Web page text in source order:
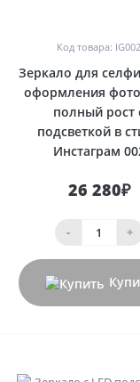
Код товара: IG002
Зеркало для
оформления
полный рост
подсветкой в
Инстаграм
26 280₽
- +